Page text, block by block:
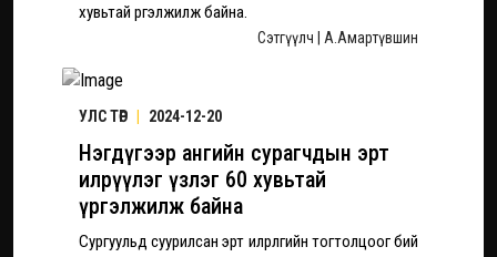
хувьтай үргэлжилж байна.
Сэтгүүлч | А.Амартүвшин
УЛС ТӨР | 2024-12-20
Нэгдүгээр ангийн сурагчдын эрт
илрүүлэг үзлэг 60 хувьтай
үргэлжилж байна
Сургуульд суурилсан эрт илрүүлгийн тогтолцоог бий